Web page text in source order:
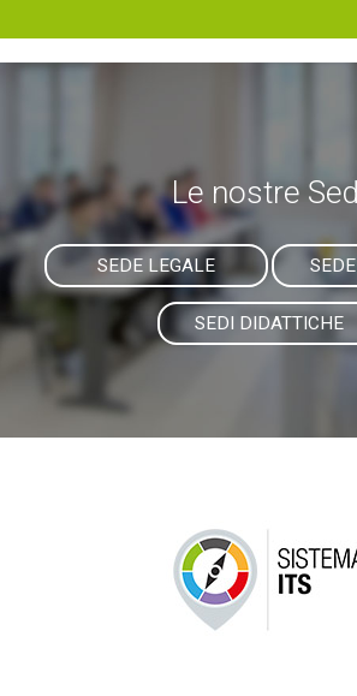
Le nostre
SEDE LEGALE
SEDI DIDATTICHE